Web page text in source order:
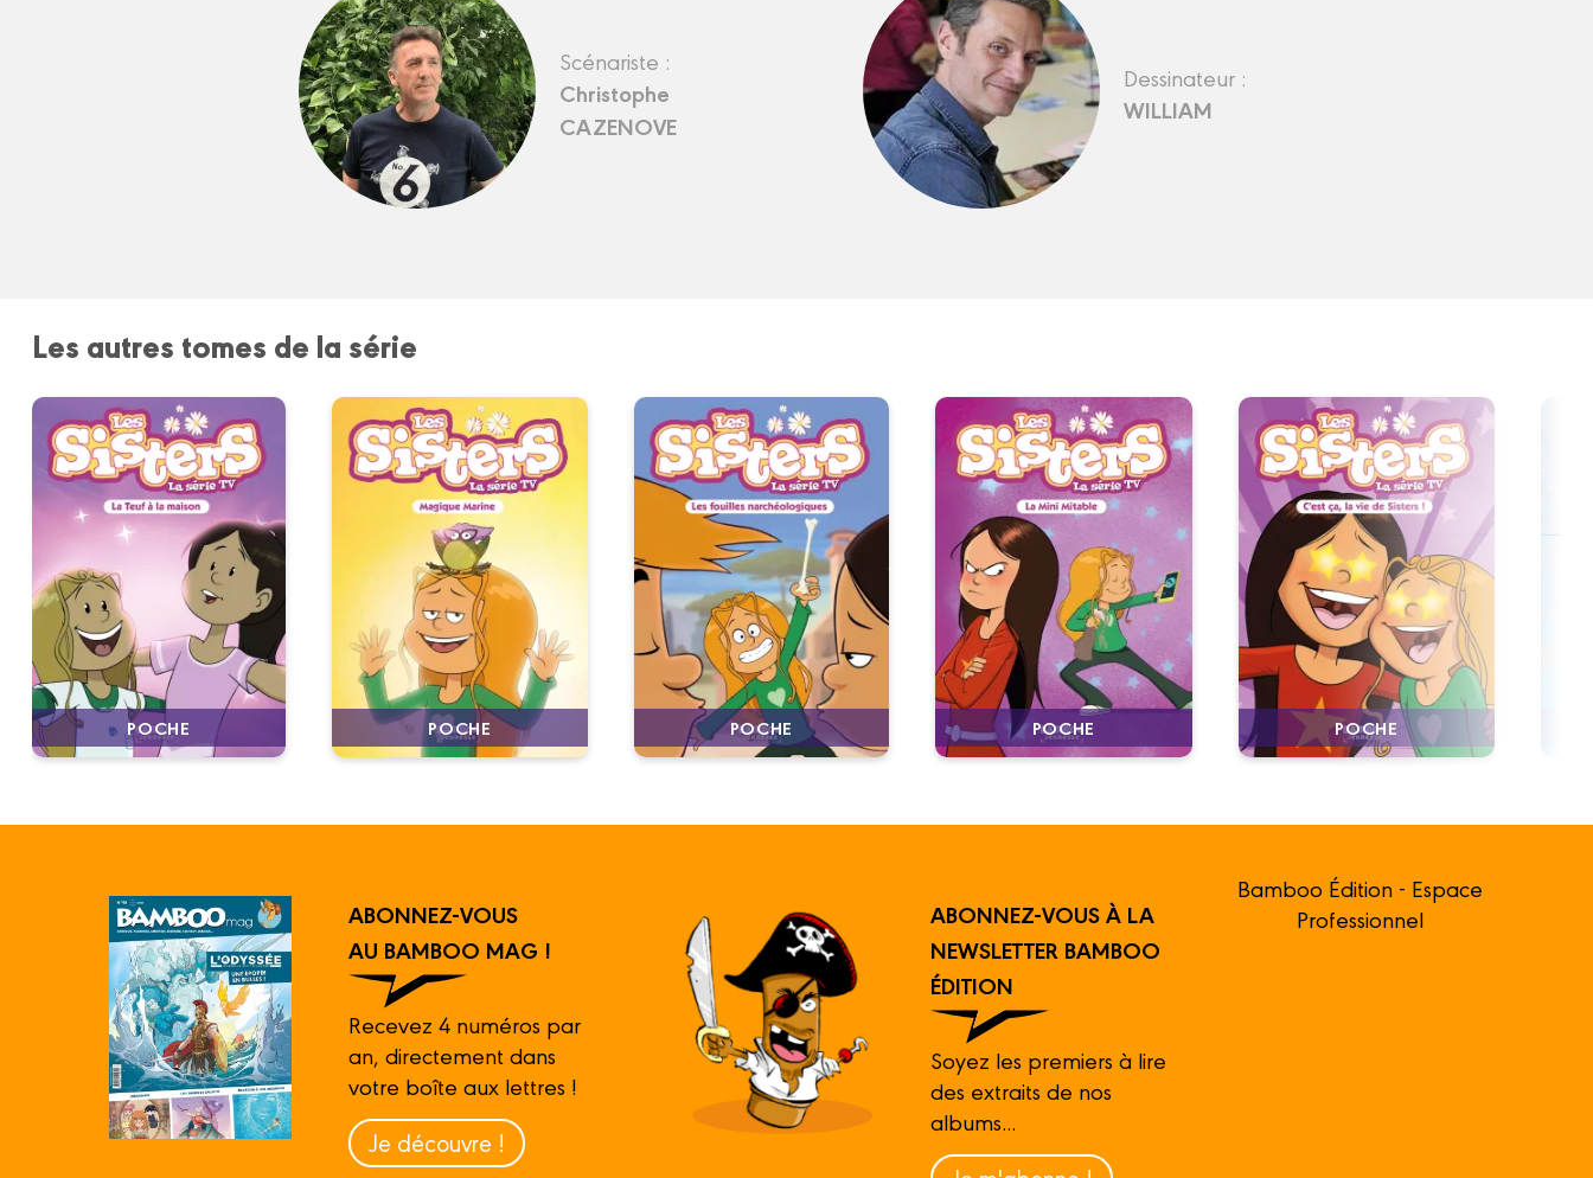
Scénariste :
Christophe
CAZENOVE
Dessinateur :
WILLIAM
Les autres tomes de la série
POCHE POCHE POCHE POCHE POCHE
ABONNEZ-VOUS
AU BAMBOO MAG !
Recevez 4 numéros par
an, directement dans
votre boîte aux lettres !
Je découvre !
ABONNEZ-VOUS À LA
NEWSLETTER BAMBOO
ÉDITION
Soyez les premiers à lire
des extraits de nos
albums...
Bamboo Édition - Espace
Professionnel